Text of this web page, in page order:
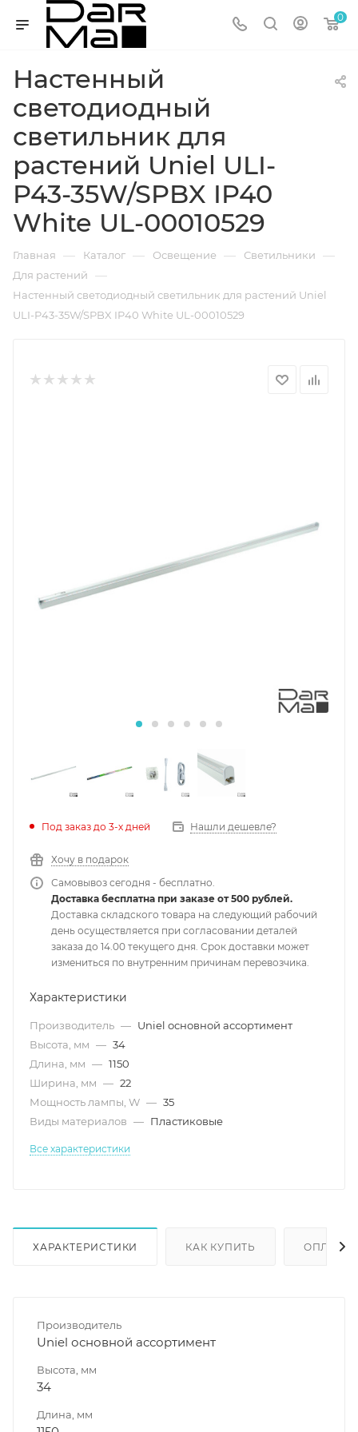
0
Настенный
светодиодный
светильник для
растений Uniel ULI-
P43-35W/SPBX IP40
White UL-00010529
Главная — Каталог — Освещение — Светильники —
Для растений —
Настенный светодиодный светильник для растений Uniel
ULI-P43-35W/SPBX IP40 White UL-00010529
Под заказ до 3-х дней Нашли дешевле?
Хочу в подарок
Самовывоз сегодня - бесплатно.
Доставка бесплатна при заказе от 500 рублей.
Доставка складского товара на следующий рабочий
день осуществляется при согласовании деталей
заказа до 14.00 текущего дня. Срок доставки может
измениться по внутренним причинам перевозчика.
Характеристики
Производитель — Uniel основной ассортимент
Высота, мм — 34
Длина, мм — 1150
Ширина, мм — 22
Мощность лампы, W — 35
Виды материалов — Пластиковые
Все характеристики
ХАРАКТЕРИСТИКИ КАК КУПИТЬ ОПЛАТА
Производитель
Uniel основной ассортимент
Высота, мм
34
Длина, мм